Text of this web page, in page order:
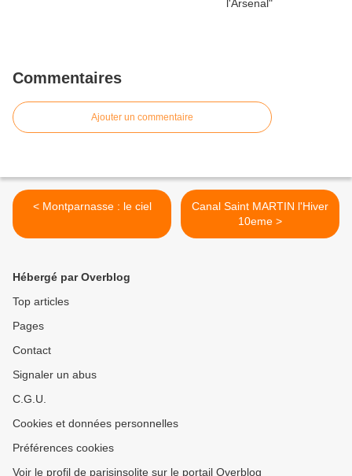
Commentaires
Ajouter un commentaire
< Montparnasse : le ciel
Canal Saint MARTIN l'Hiver
10eme >
Hébergé par Overblog
Top articles
Pages
Contact
Signaler un abus
C.G.U.
Cookies et données personnelles
Préférences cookies
Voir le profil de parisinsolite sur le portail Overblog